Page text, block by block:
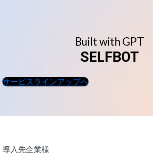
Built with GPT
SELFBOT
サービスラインアップへ
導入先企業様